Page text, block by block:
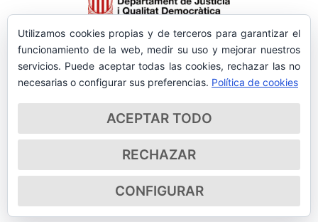
Utilizamos cookies propias y de terceros para garantizar el
funcionamiento de la web, medir su uso y mejorar nuestros
servicios. Puede aceptar todas las cookies, rechazar las no
necesarias o configurar sus preferencias. Política de cookies
ACEPTAR TODO
RECHAZAR
CONFIGURAR